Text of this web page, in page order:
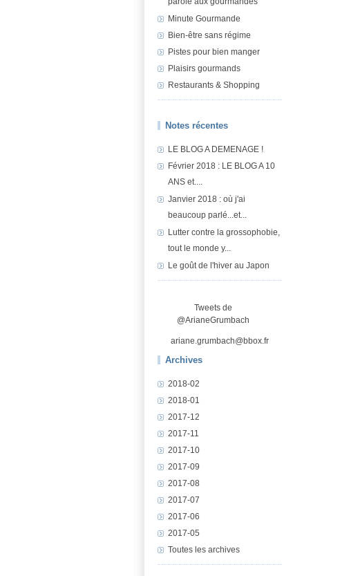
Minute Gourmande
Bien-être sans régime
Pistes pour bien manger
Plaisirs gourmands
Restaurants & Shopping
Notes récentes
LE BLOG A DEMENAGE !
Février 2018 : LE BLOG A 10
ANS et....
Janvier 2018 : où j'ai
beaucoup parlé...et...
Lutter contre la grossophobie,
tout le monde y...
Le goût de l'hiver au Japon
Tweets de
@ArianeGrumbach
ariane.grumbach@bbox.fr
Archives
2018-02
2018-01
2017-12
2017-11
2017-10
2017-09
2017-08
2017-07
2017-06
2017-05
Toutes les archives